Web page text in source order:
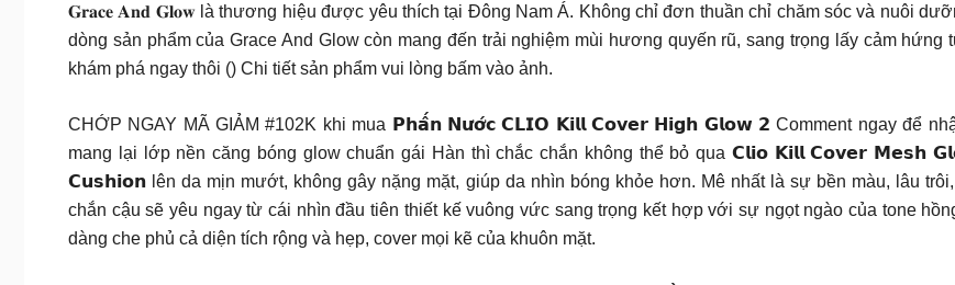
𝐆𝐫𝐚𝐜𝐞 𝐀𝐧𝐝 𝐆𝐥𝐨𝐰 là thương hiệu được yêu thích tại Đông Nam Á. Không chỉ đơn thuần chỉ chăm sóc và nuôi
dòng sản phẩm của Grace And Glow còn mang đến trải nghiệm mùi hương quyến rũ, sang trọng lấy cảm
khám phá ngay thôi () Chi tiết sản phẩm vui lòng bấm vào ảnh.
CHỚP NGAY MÃ GIẢM #102K khi mua 𝗣𝗵𝗮̂́𝗻 𝗡𝘂̛𝗼̛́𝗰 𝗖𝗟𝗜𝗢 𝗞𝗶𝗹𝗹 𝗖𝗼𝘃𝗲𝗿 𝗛𝗶𝗴𝗵 𝗚𝗹𝗼𝘄 𝟮 Comment ngay để
mang lại lớp nền căng bóng glow chuẩn gái Hàn thì chắc chắn không thể bỏ qua 𝗖𝗹𝗶𝗼 𝗞𝗶𝗹𝗹 𝗖𝗼𝘃𝗲𝗿
𝗖𝘂𝘀𝗵𝗶𝗼𝗻 lên da mịn mướt, không gây nặng mặt, giúp da nhìn bóng khỏe hơn. Mê nhất là sự bền màu, lâu
chắn cậu sẽ yêu ngay từ cái nhìn đầu tiên thiết kế vuông vức sang trọng kết hợp với sự ngọt ngào của tone
dàng che phủ cả diện tích rộng và hẹp, cover mọi kẽ của khuôn mặt.